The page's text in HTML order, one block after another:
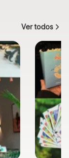
Ver todos